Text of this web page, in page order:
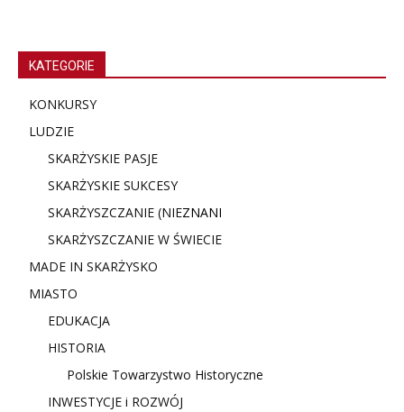
KATEGORIE
KONKURSY
LUDZIE
SKARŻYSKIE PASJE
SKARŻYSKIE SUKCESY
SKARŻYSZCZANIE (NIEZNANI
SKARŻYSZCZANIE W ŚWIECIE
MADE IN SKARŻYSKO
MIASTO
EDUKACJA
HISTORIA
Polskie Towarzystwo Historyczne
INWESTYCJE i ROZWÓJ